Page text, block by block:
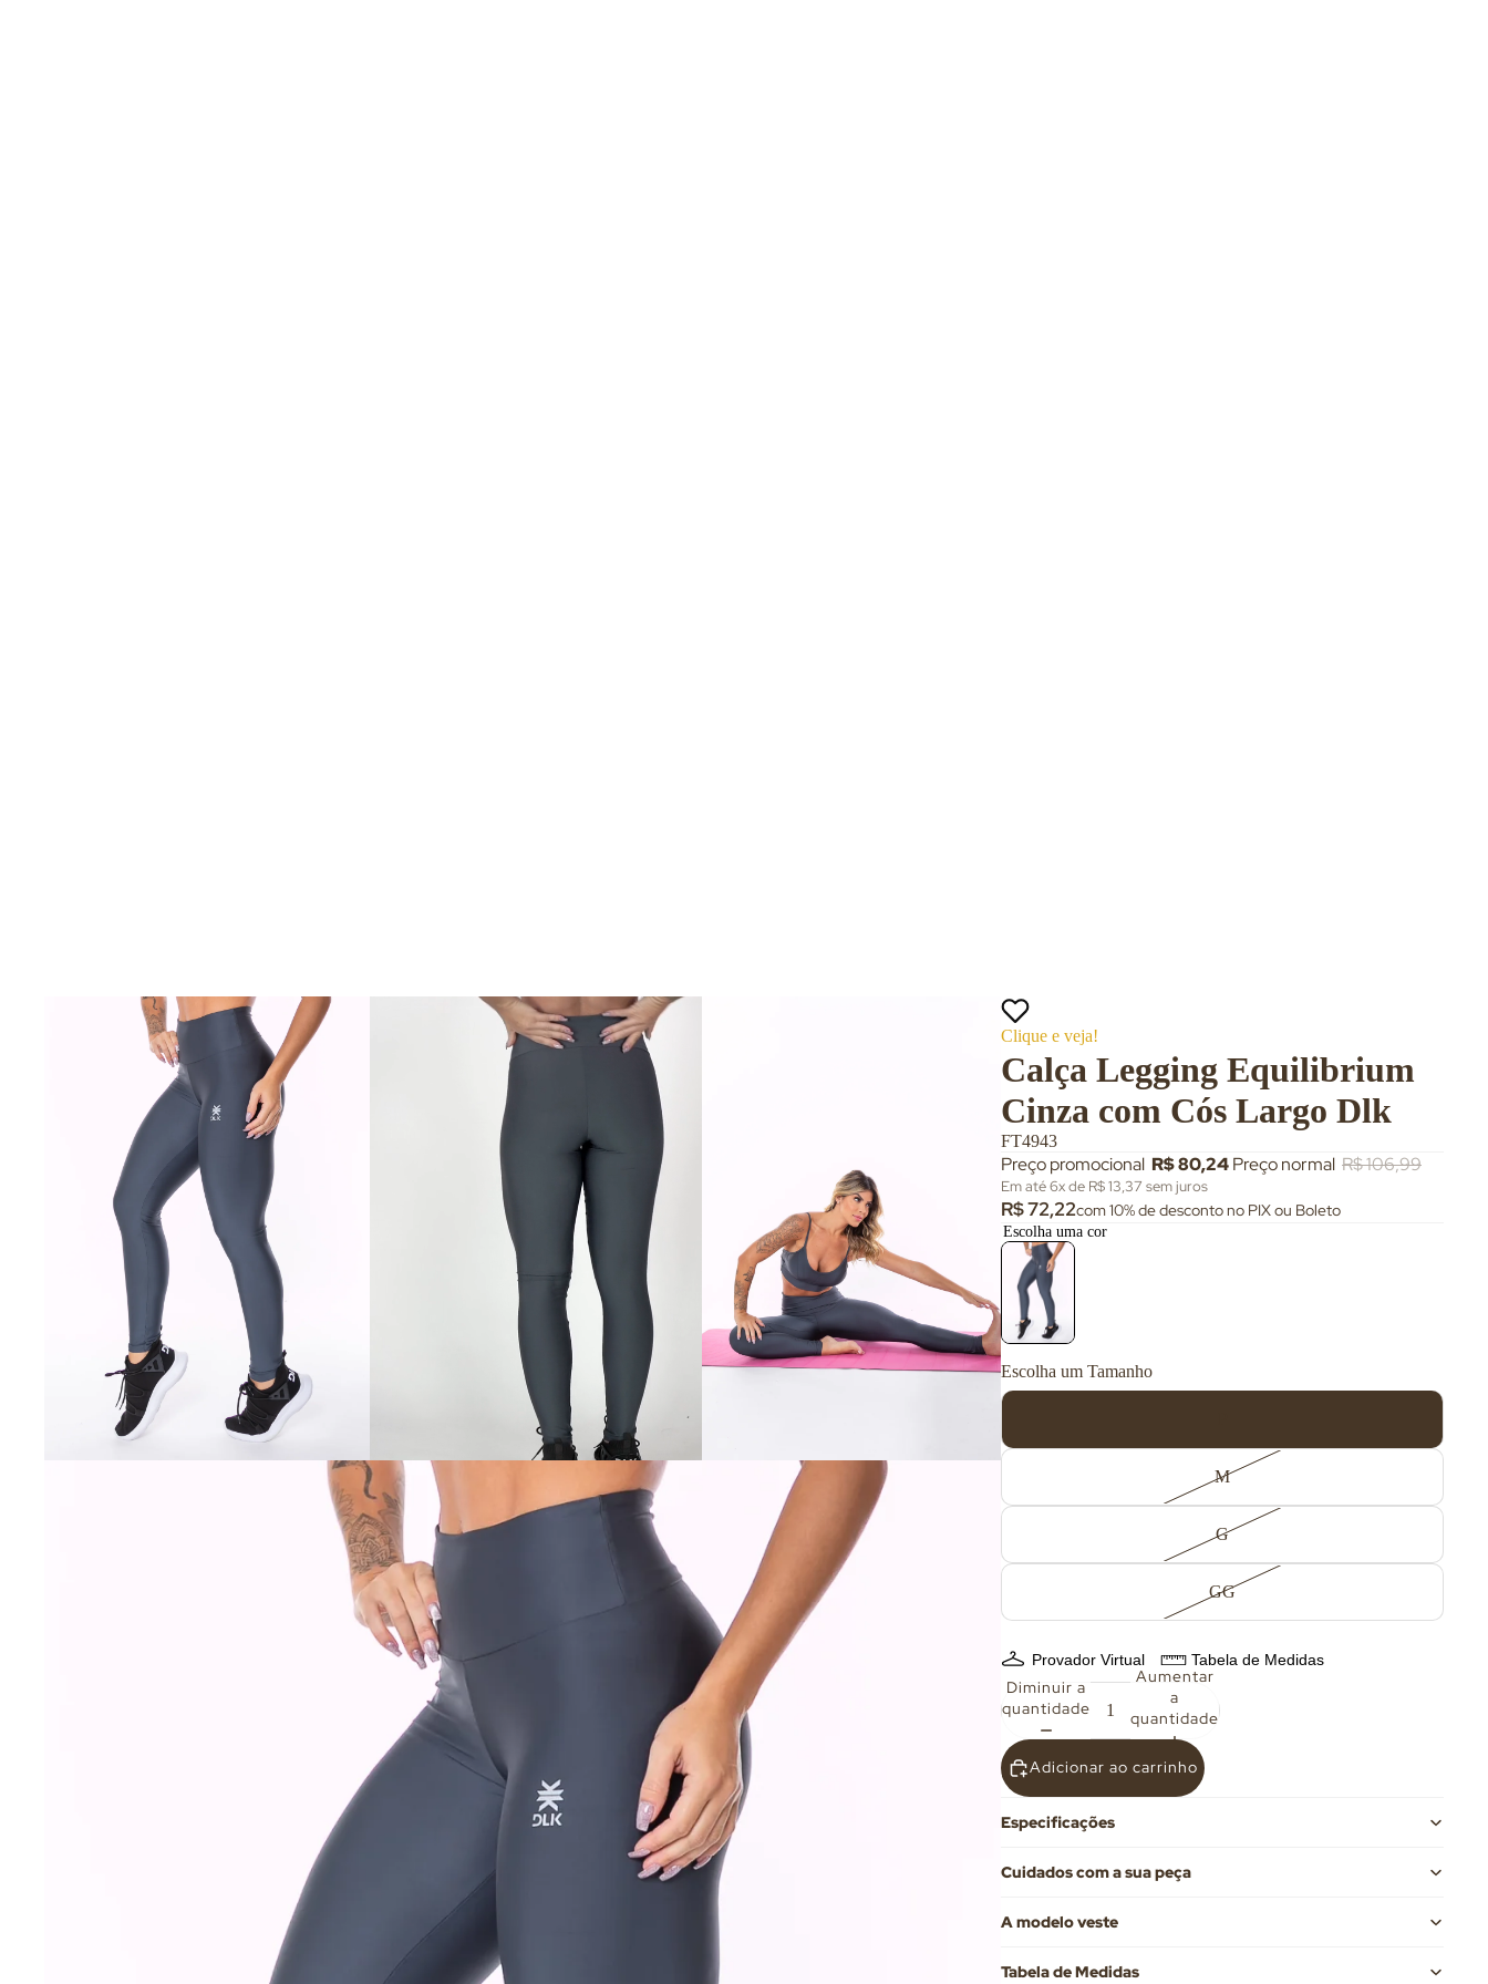
Clique e veja!
Calça Legging Equilibrium
Cinza com Cós Largo Dlk
FT4943
Preço promocional R$ 80,24Preço normal R$ 106,99
Em até 6x de R$ 13,37 sem juros
R$ 72,22com 10% de desconto no PIX ou Boleto
Escolha uma cor
Tamanho
M
G
GG
Provador Virtual Tabela de Medidas
Diminuir a
quantidade
Aumentar
a
quantidade
Adicionar ao carrinho
Especificações
Cuidados com a sua peça
A modelo veste
Tabela de Medidas